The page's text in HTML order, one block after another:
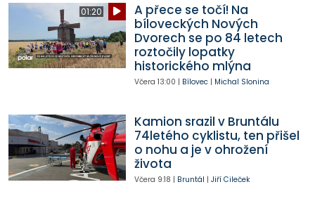
01:20
A přece se točí! Na
bíloveckých Nových
Dvorech se po 84 letech
roztočily lopatky
historického mlýna
Včera 13:00 | Bílovec| Michal Slonina
Kamion srazil v Bruntálu
74letého cyklistu, ten přišel
o nohu a je v ohrožení
života
Včera 9:18 | Bruntál | Jiří Cileček